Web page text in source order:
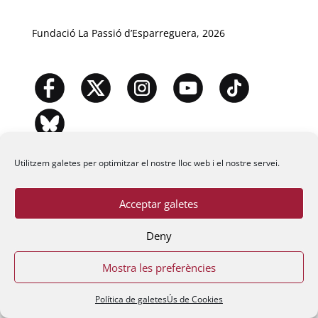
Utilitzem galetes per optimitzar el nostre lloc web i el nostre servei.
Acceptar galetes
Deny
Mostra les preferències
Política de galetesÚs de Cookies
Fundació La Passió d’Esparreguera, 2026